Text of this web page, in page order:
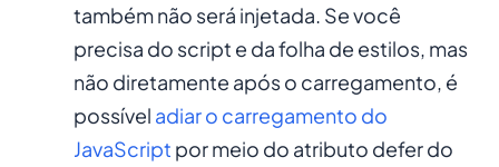
também não será injetada. Se você
precisa do script e da folha de estilos, mas
não diretamente após o carregamento, é
possível adiar o carregamento do
JavaScript por meio do atributo defer do